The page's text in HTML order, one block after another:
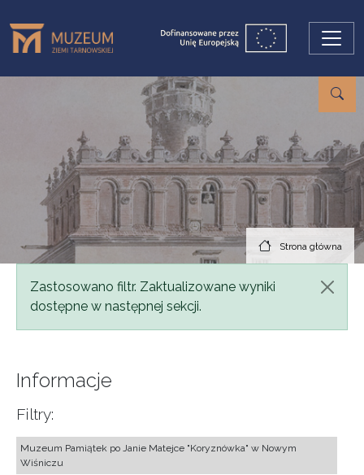
Strona główna
Komunikat
Zastosowano filtr. Zaktualizowane wyniki
dostępne w następnej sekcji.
Informacje
Filtry:
Muzeum Pamiątek po Janie Matejce "Koryznówka" w Nowym
Wiśniczu